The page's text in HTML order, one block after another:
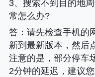
3、搜索不到目的地
常怎么办?
答：请先检查手机的
新到最新版本，然后
注意的是，部分停车
2分钟的延迟，建议您